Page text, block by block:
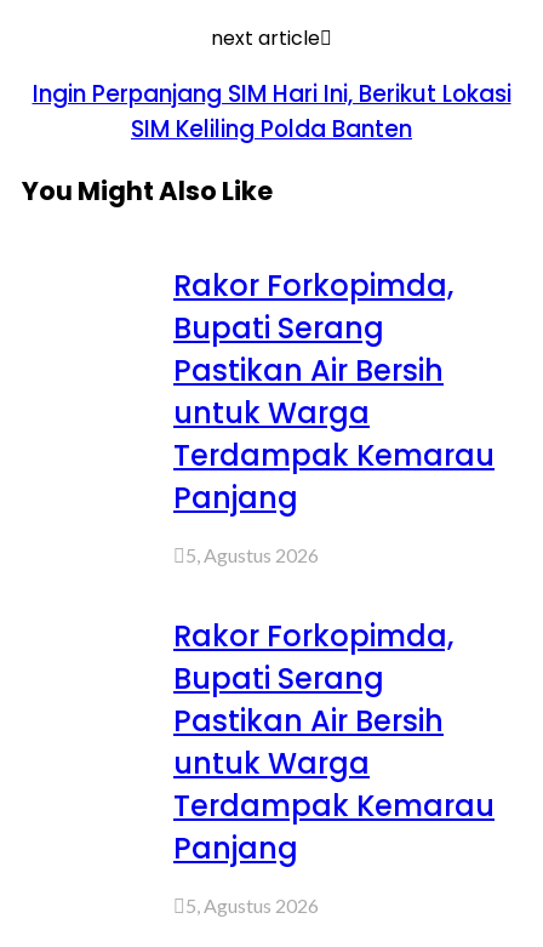
next article
Ingin Perpanjang SIM Hari Ini, Berikut Lokasi
SIM Keliling Polda Banten
You Might Also Like
Rakor Forkopimda,
Bupati Serang
Pastikan Air Bersih
untuk Warga
Terdampak Kemarau
Panjang
5, Agustus 2026
Rakor Forkopimda,
Bupati Serang
Pastikan Air Bersih
untuk Warga
Terdampak Kemarau
Panjang
5, Agustus 2026